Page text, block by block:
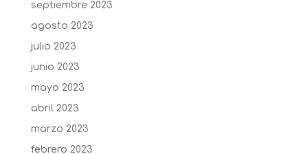
septiembre 2023
agosto 2023
julio 2023
junio 2023
mayo 2023
abril 2023
marzo 2023
febrero 2023